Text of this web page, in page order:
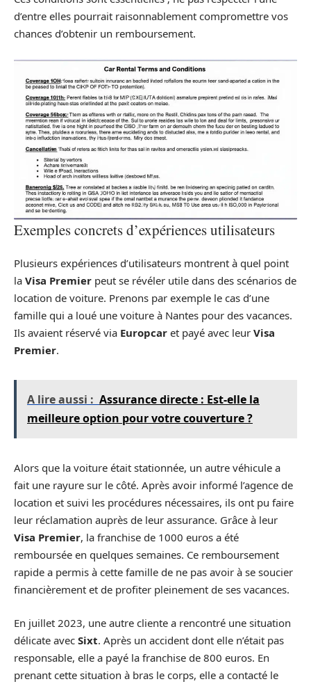
d’entre elles pourrait raisonnablement compromettre vos
chances d’obtenir un remboursement.
Exemples concrets d’expériences utilisateurs
Plusieurs expériences d’utilisateurs montrent à quel point
la Visa Premier peut se révéler utile dans des scénarios de
location de voiture. Prenons par exemple le cas d’une
famille qui a loué une voiture à Nantes pour des vacances.
Ils avaient réservé via Europcar et payé avec leur Visa
Premier.
A lire aussi : Assurance directe : Est-elle la
meilleure option pour votre couverture ?
Alors que la voiture était stationnée, un autre véhicule a
fait une rayure sur le côté. Après avoir informé l’agence de
location et suivi les procédures nécessaires, ils ont pu faire
leur réclamation auprès de leur assurance. Grâce à leur
Visa Premier, la franchise de 1000 euros a été
remboursée en quelques semaines. Ce remboursement
rapide a permis à cette famille de ne pas avoir à se soucier
financièrement et de profiter pleinement de ses vacances.
En juillet 2023, une autre cliente a rencontré une situation
délicate avec Sixt. Après un accident dont elle n’était pas
responsable, elle a payé la franchise de 800 euros. En
prenant cette situation à bras le corps, elle a contacté le